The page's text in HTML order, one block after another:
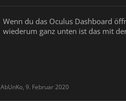
Wenn du das Oculus Dashboard
wiederum ganz unten ist das mit
AbUnKo, 9. Februar 2020